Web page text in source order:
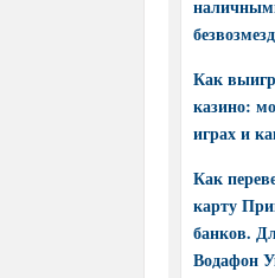
Как
казино:
играх и
Как
карту
банков.
Водафон